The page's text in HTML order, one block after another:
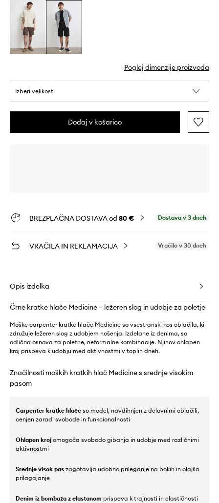
Poglej dimenzije proizvoda
Izberi velikost
Dodaj v košarico
BREZPLAČNA DOSTAVA od 80 € Dostava v 3 dneh
VRAČILA IN REKLAMACIJA Vračilo v 30 dneh
Opis izdelka
Črne kratke hlače Medicine – ležeren slog in udobje za poletje
Moške carpenter kratke hlače Medicine so vsestranski kos oblačila, ki
združuje ležeren slog z udobjem nošenja. Izdelane iz denima, so
odlična osnova za poletne, neformalne kombinacije. Njihov ohlapen
kroj prispeva k udobju med aktivnostmi v toplih dneh.
Značilnosti moških kratkih hlač Medicine s srednje visokim
pasom
Carpenter kratke hlače so model, navdihnjen z delovnimi oblačili,
cenjen zaradi svobode in funkcionalnosti
Ohlapen kroj omogoča svobodo gibanja in udobje med različnimi
aktivnostmi
Srednje visok pas zagotavlja udobno prileganje na bokih in olajša
prilagajanje
Denim iz bombaža z elastanom prispeva k trajnosti in elastičnosti